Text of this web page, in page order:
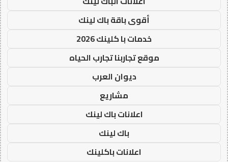
أقوى باقة باك لينك
خدمات با كلينك 2026
موقع تجاربنا تجارب الحياه
ديوان العرب
مشاريع
اعلانات باك لينك
باك لينك
اعلانات باكلينك